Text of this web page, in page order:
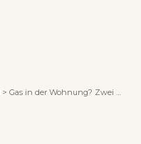
> Gas in der Wohnung? Zwei Bewohner im Krankenhaus